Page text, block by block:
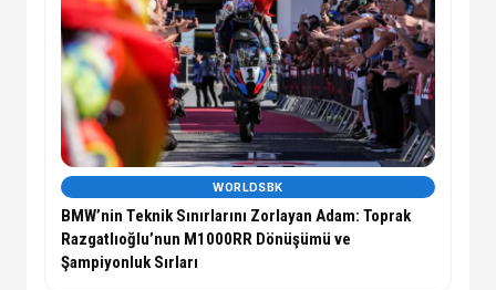
WORLDSBK
BMW’nin Teknik Sınırlarını Zorlayan Adam: Toprak
Razgatlıoğlu’nun M1000RR Dönüşümü ve
Şampiyonluk Sırları